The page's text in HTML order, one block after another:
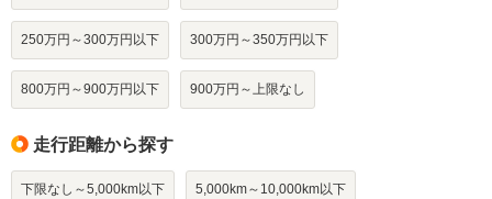
250万円～300万円以下 300万円～350万円以下
800万円～900万円以下 900万円～上限なし
走行距離から探す
下限なし～5,000km以下 5,000km～10,000km以下